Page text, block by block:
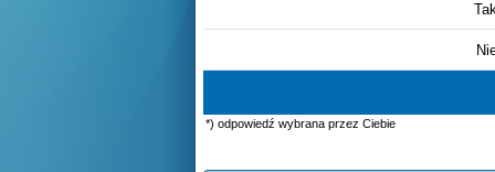
*) odpowiedź wybrana przez Ciebie